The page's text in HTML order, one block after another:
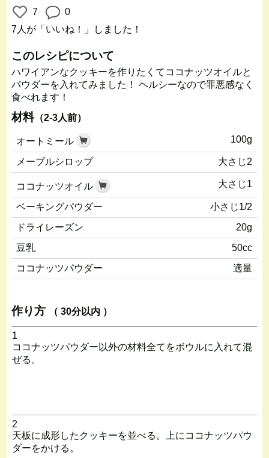
7
0
7人 が「いいね！」しました！
このレシピについて
ハワイアンなクッキーを作りたくてココナッツオイルと
パウダーを入れてみました！ ヘルシーなので罪悪感なく
食べれます！
材料（2-3人前）
オートミール 100g
メープルシロップ 大さじ2
ココナッツオイル 大さじ1
ベーキングパウダー
小さじ1/2
ドライレーズン
20g
豆乳
50cc
ココナッツパウダー
適量
作り方 （ 30分以内 ）
1
ココナッツパウダー以外の材料全てをボウルに入れて混
ぜる。
2
天板に成形したクッキーを並べる。上にココナッツパウ
ダーをかける。